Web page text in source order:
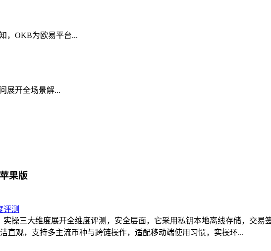
，OKB为欧易平台...
展开全场景解...
果版
评测
操三大维度展开全维度评测，安全层面，它采用私钥本地离线存储，交
直观，支持多主流币种与跨链操作，适配移动端使用习惯，实操环...